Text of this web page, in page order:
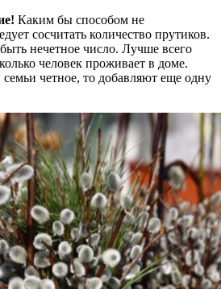
Каким бы способом не
сосчитать количество прутиков.
нечетное число. Лучше всего
человек проживает в доме.
четное, то добавляют еще одну